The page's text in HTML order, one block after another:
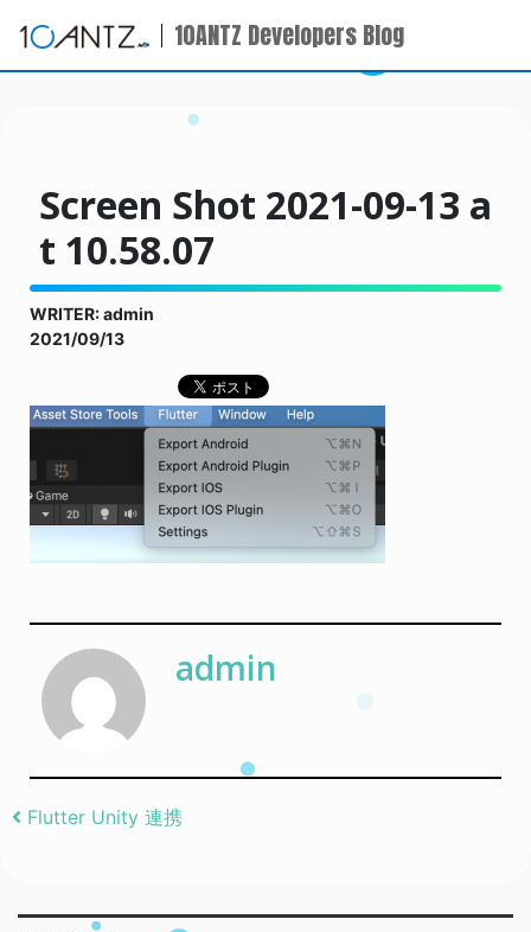
10ANTZ Developers Blog
Screen Shot 2021-09-13 a
t 10.58.07
WRITER: admin
2021/09/13
admin
Post navigation
Flutter Unity 連携